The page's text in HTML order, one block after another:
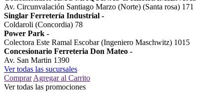
Av. Circunvalación Santiago Marzo (Norte) (Santa rosa) 171
Singlar Ferretería Industrial -
Coldaroli (Concordia) 78
Power Park -
Colectora Este Ramal Escobar (Ingeniero Maschwitz) 1015
Concesionario Ferreteria Don Mateo -
Av. San Martin 1390
Ver todas las sucursales
Comprar Agregar al Carrito
Ver todas las promociones